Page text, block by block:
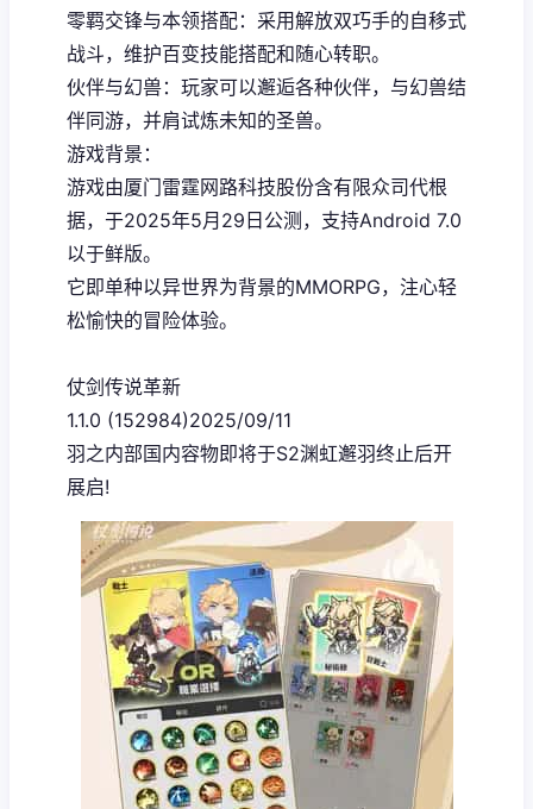
零羁交锋与本领搭配：采用解放双巧手的自移式
战斗，维护百变技能搭配和随心转职。
伙伴与幻兽：玩家可以邂逅各种伙伴，与幻兽结
伴同游，并肩试炼未知的圣兽。
游戏背景：
游戏由厦门雷霆网路科技股份含有限众司代根
据，于2025年5月29日公测，支持Android 7.0
以于鲜版。
它即单种以异世界为背景的MMORPG，注心轻
松愉快的冒险体验。
仗剑传说革新
1.1.0 (152984)2025/09/11
羽之内部国内容物即将于S2渊虹邂羽终止后开
展启!